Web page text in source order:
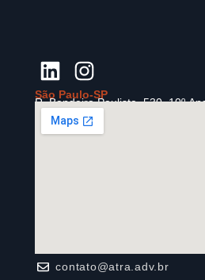
São Paulo-SP
R. Bandeira Paulista, 530,10º
contato@atra.adv.br